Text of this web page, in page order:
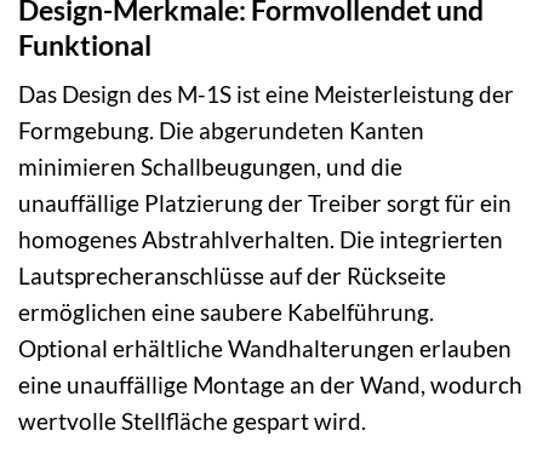
Design-Merkmale: Formvollendet und
Funktional
Das Design des M-1S ist eine Meisterleistung der
Formgebung. Die abgerundeten Kanten
minimieren Schallbeugungen, und die
unauffällige Platzierung der Treiber sorgt für ein
homogenes Abstrahlverhalten. Die integrierten
Lautsprecheranschlüsse auf der Rückseite
ermöglichen eine saubere Kabelführung.
Optional erhältliche Wandhalterungen erlauben
eine unauffällige Montage an der Wand, wodurch
wertvolle Stellfläche gespart wird.